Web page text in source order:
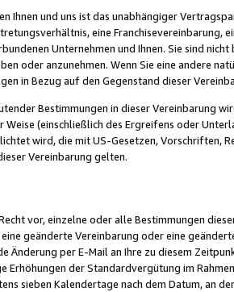
Ihnen und uns ist das unabhängiger
eine Franchisevereinbarung,
Unternehmen und Ihnen. Sie sind
oder anzunehmen. Wenn Sie eine andere
in Bezug auf den Gegenstand dieser
Bestimmungen in dieser Vereinbarung
Weise (einschließlich des Ergreifens oder
wird, die mit US-Gesetzen, Vorschriften,
Vereinbarung gelten.
vor, einzelne oder alle Bestimmungen
geänderte Vereinbarung oder eine
Änderung per E-Mail an Ihre zu diesem
Erhöhungen der Standardvergütung im
sieben Kalendertage nach dem Datum, an